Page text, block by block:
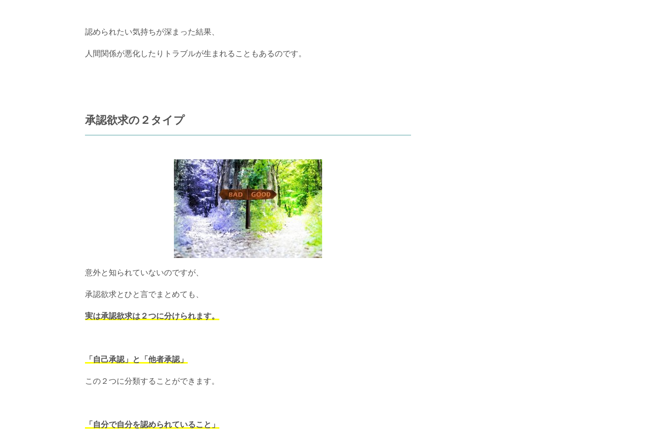
認められたい気持ちが深まった結果、
人間関係が悪化したりトラブルが生まれることもあるのです。
承認欲求の２タイプ
意外と知られていないのですが、
承認欲求とひと言でまとめても、
実は承認欲求は２つに分けられます。
「自己承認」と「他者承認」
この２つに分類することができます。
「自分で自分を認められていること」